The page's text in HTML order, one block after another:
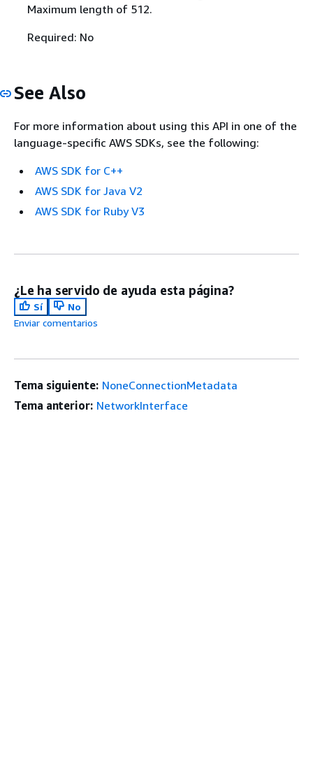
Maximum length of 512.
Required: No
See Also
For more information about using this API in one of the
language-specific AWS SDKs, see the following:
AWS SDK for C++
AWS SDK for Java V2
AWS SDK for Ruby V3
¿Le ha servido de ayuda esta página?
Sí
No
Enviar comentarios
Tema siguiente: NoneConnectionMetadata
Tema anterior: NetworkInterface